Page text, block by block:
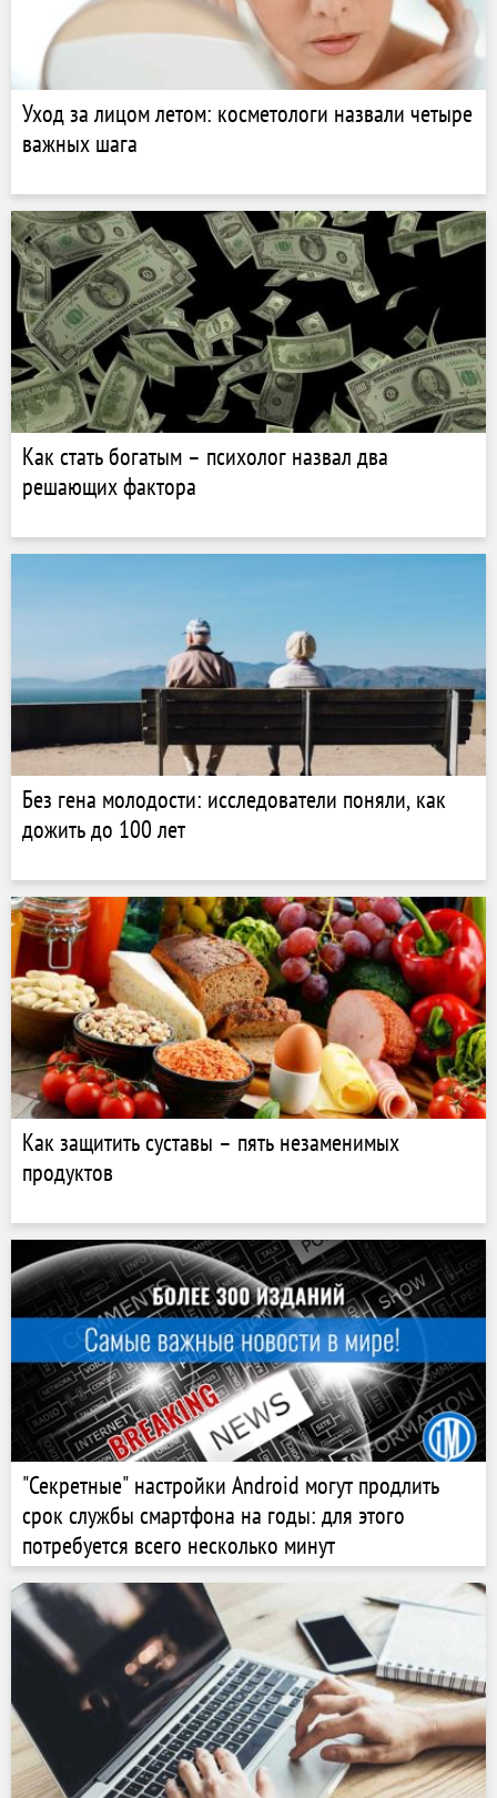
Уход за лицом летом: косметологи назвали четыре
важных шага
Как стать богатым – психолог назвал два
решающих фактора
Без гена молодости: исследователи поняли, как
дожить до 100 лет
Как защитить суставы – пять незаменимых
продуктов
"Секретные" настройки Android могут продлить
срок службы смартфона на годы: для этого
потребуется всего несколько минут